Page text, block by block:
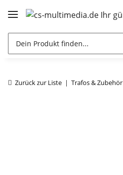
Zurück zur Liste Trafos & Zubehör